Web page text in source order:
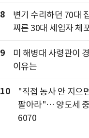
8
변기 수리하던 70대
찌른 30대 세입자 체
9
미 해병대 사령관이
이유는
10
"직접 농사 안 지으
팔아라"… 양도세
6070